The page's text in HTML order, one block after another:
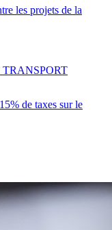
les projets de la
de taxes sur le